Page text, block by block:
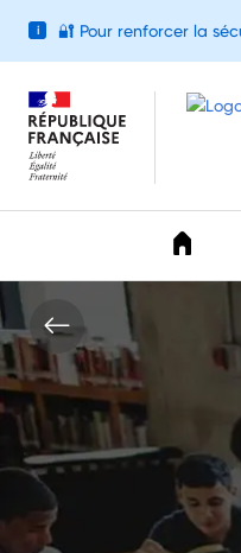
i 🔐 Pour renforcer la